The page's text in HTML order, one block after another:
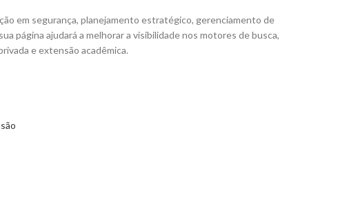
em segurança, planejamento estratégico, gerenciamento de
página ajudará a melhorar a visibilidade nos motores de busca,
e extensão acadêmica.